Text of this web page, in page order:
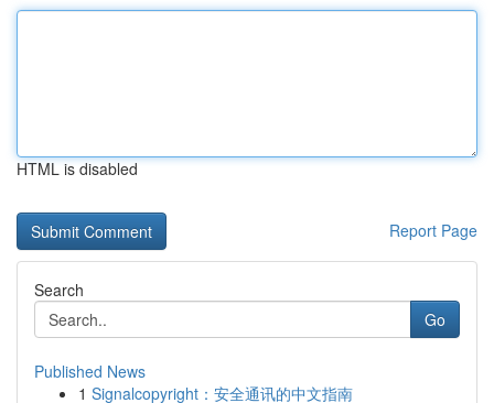
HTML is disabled
Report Page
Search
Go
Published News
1 Signalcopyright：安全通讯的中文指南